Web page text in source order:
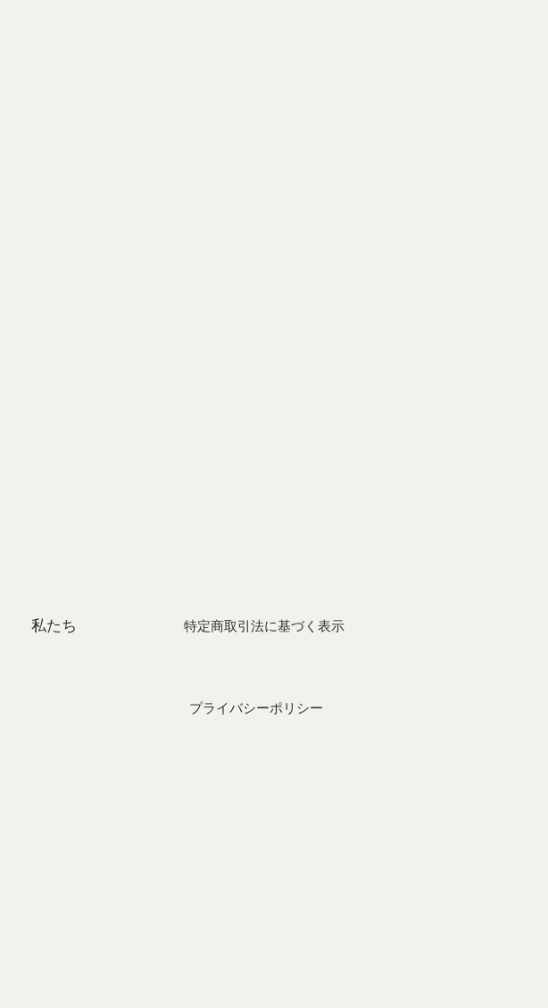
特定商取引法に基づく表示
プライバシーポリシー